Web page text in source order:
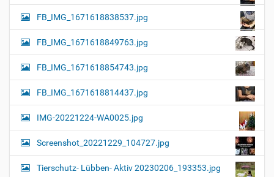
FB_IMG_1671618838537.jpg
FB_IMG_1671618849763.jpg
FB_IMG_1671618854743.jpg
FB_IMG_1671618814437.jpg
IMG-20221224-WA0025.jpg
Screenshot_20221229_104727.jpg
Tierschutz- Lübben- Aktiv 20230206_193353.jpg